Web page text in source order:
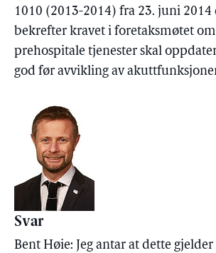
1010 (2013-2014) fra 23. juni 2014
bekrefter kravet i foretaksmøtet
prehospitale tjenester skal
god før avvikling av
Svar
Bent Høie: Jeg antar at dette